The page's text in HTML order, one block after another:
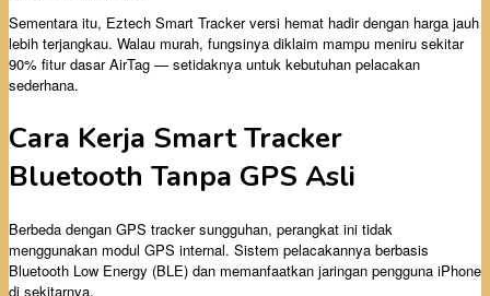
Sementara itu, Eztech Smart Tracker versi hemat hadir dengan harga jauh
lebih terjangkau. Walau murah, fungsinya diklaim mampu meniru sekitar
90% fitur dasar AirTag — setidaknya untuk kebutuhan pelacakan
sederhana.
Cara Kerja Smart Tracker
Bluetooth Tanpa GPS Asli
Berbeda dengan GPS tracker sungguhan, perangkat ini tidak
menggunakan modul GPS internal. Sistem pelacakannya berbasis
Bluetooth Low Energy (BLE) dan memanfaatkan jaringan pengguna iPhone
di sekitarnya.